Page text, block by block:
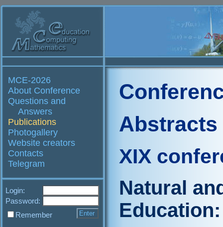
MCE-2026
About Conference
Questions and
Answers
Publications
Photogallery
Website creators
Contacts
Telegram
Login:
Password:
Remember
Abstracts
XIX
Natural